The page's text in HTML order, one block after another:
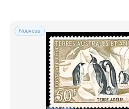
Nouveau